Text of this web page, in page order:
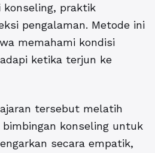
konseling, praktik
pengalaman. Metode ini
memahami kondisi
ketika terjun ke
tersebut melatih
konseling untuk
secara empatik,